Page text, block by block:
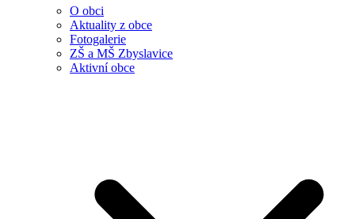
O obci
Aktuality z obce
Fotogalerie
ZŠ a MŠ Zbyslavice
Aktivní obce